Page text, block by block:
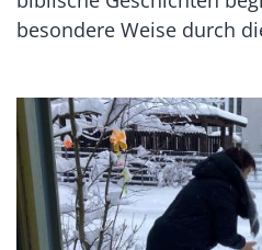
besondere Weise durch